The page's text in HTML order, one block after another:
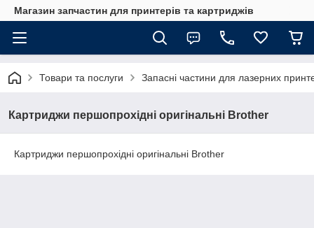
Магазин запчастин для принтерів та картриджів
Товари та послуги Запасні частини для лазерних
Картриджи першопрохідні оригінальні Brother
Картриджи першопрохідні оригінальні Brother